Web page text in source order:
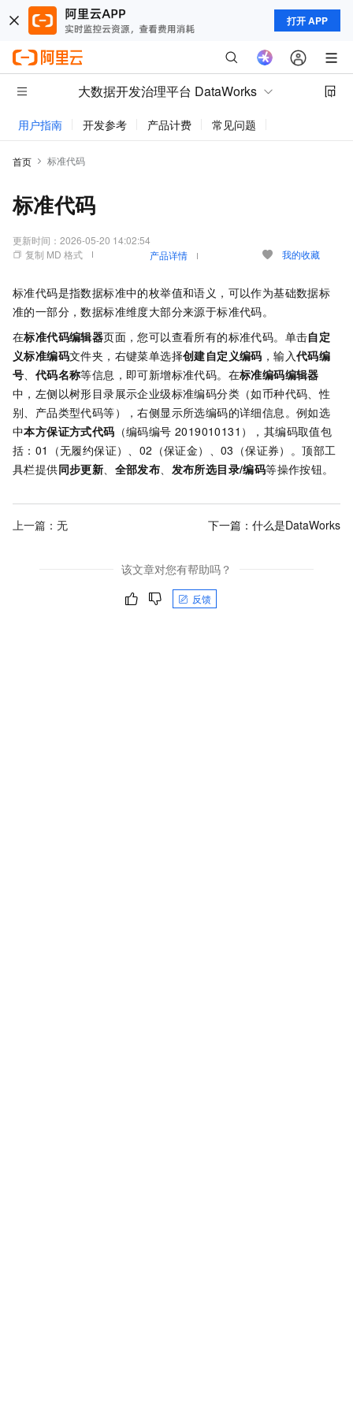
打开 APP
大数据开发治理平台 DataWorks
用户指南 开发参考 产品计费 常见问题
首页 标准代码
标准代码
更新时间： 2026-05-20 14:02:54
复制 MD 格式
产品详情 我的收藏
标准代码是指数据标准中的枚举值和语义，可以作为基础数据标
准的一部分，数据标准维度大部分来源于标准代码。
在标准代码编辑器页面，您可以查看所有的标准代码。单击自定
义标准编码文件夹，右键菜单选择创建自定义编码 ，输入代码编
号、 代码名称等信息，即可新增标准代码。在标准编码编辑器
中，左侧以树形目录展示企业级标准编码分类（如币种代码、性
别、产品类型代码等），右侧显示所选编码的详细信息。例如选
中本方保证方式代码 （编码编号 2019010131），其编码取值包
括：01（无履约保证）、02（保证金）、03（保证券）。顶部工
具栏提供同步更新、 全部发布、 发布所选目录/编码等操作按钮。
上一篇：无 下一篇： 什么是DataWorks
该文章对您有帮助吗？
反馈